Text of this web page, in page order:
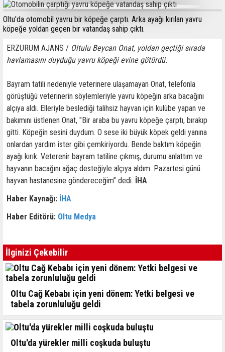
Oltu'da otomobil yavru bir köpeğe çarptı. Arka ayağı kırılan yavru
köpeğe yoldan geçen bir vatandaş sahip çıktı.
ERZURUM AJANS / Oltulu Beycan Onat, yoldan geçtiği sırada
havlamasını duyduğu yavru köpeği evine götürdü.
Bayram tatili nedeniyle veterinere ulaşamayan Onat, telefonla
görüştüğü veterinerin söylemleriyle yavru köpeğin arka bacağını
alçıya aldı. Elleriyle beslediği talihsiz hayvan için kulübe yapan ve
bakımını üstlenen Onat, "Bir araba bu yavru köpeğe çarptı, bırakıp
gitti. Köpeğin sesini duydum. O sese iki büyük köpek geldi yanına
onlardan yardım ister gibi çemkiriyordu. Bende baktım köpeğin
ayağı kırık. Veterenir bayram tatiline çıkmış, durumu anlattım ve
hayvanın bacağını ağaç desteğiyle alçıya aldım. Pazartesi günü
hayvan hastanesine göndereceğim” dedi. İHA
Haber Kaynağı: İHA
Haber Editörü: Oltu Medya
İlginizi Çekebilir
Oltu Cağ Kebabı için yeni dönem: Yetki belgesi ve
tabela zorunluluğu geldi
Oltu'da yürekler milli coşkuda buluştu